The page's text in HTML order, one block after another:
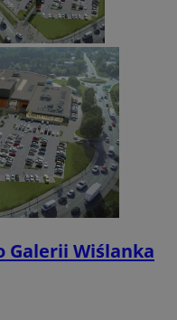
Galerii Wiślanka